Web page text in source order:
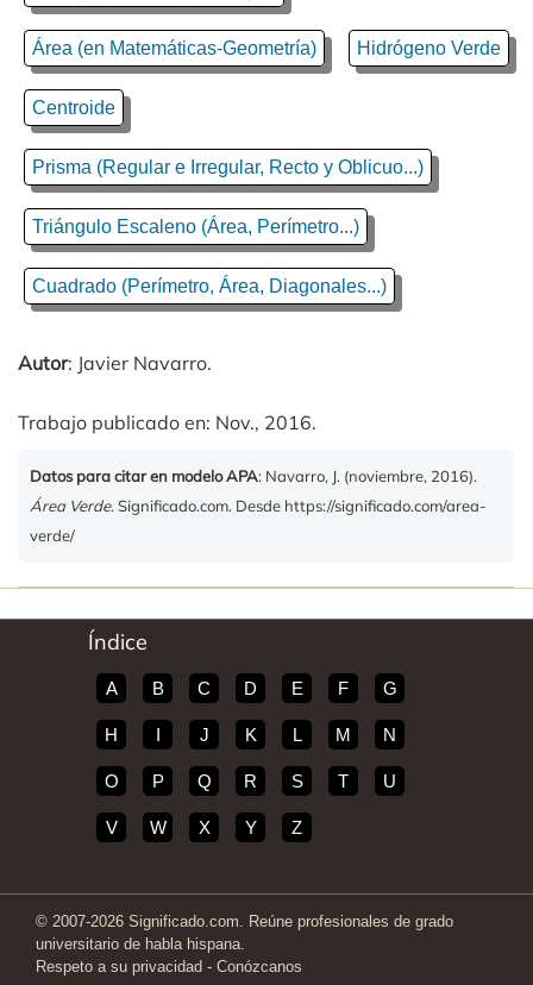
Área (en Matemáticas-Geometría) Hidrógeno Verde
Centroide
Prisma (Regular e Irregular, Recto y Oblicuo...)
Triángulo Escaleno (Área, Perímetro...)
Cuadrado (Perímetro, Área, Diagonales...)
Autor: Javier Navarro.
Trabajo publicado en: Nov., 2016.
Datos para citar en modelo APA: Navarro, J. (noviembre, 2016).
Área Verde. Significado.com. Desde https://significado.com/area-
verde/
Índice
A B C D E F G
H I J K L M N
O P Q R S T U
V W X Y Z
© 2007-2026 Significado.com. Reúne profesionales de grado
universitario de habla hispana.
Respeto a su privacidad - Conózcanos